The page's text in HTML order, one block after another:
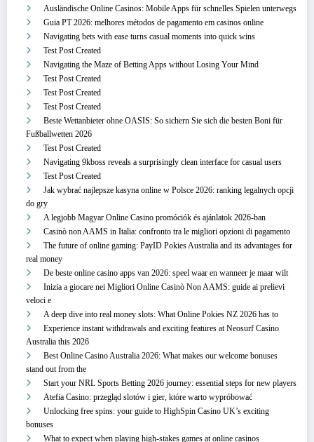
Ausländische Online Casinos: Mobile Apps für schnelles Spielen unterwegs
Guia PT 2026: melhores métodos de pagamento em casinos online
Navigating bets with ease turns casual moments into quick wins
Test Post Created
Navigating the Maze of Betting Apps without Losing Your Mind
Test Post Created
Test Post Created
Test Post Created
Beste Wettanbieter ohne OASIS: So sichern Sie sich die besten Boni für
Fußballwetten 2026
Test Post Created
Navigating 9kboss reveals a surprisingly clean interface for casual users
Test Post Created
Jak wybrać najlepsze kasyna online w Polsce 2026: ranking legalnych opcji
do gry
A legjobb Magyar Online Casino promóciók és ajánlatok 2026-ban
Casinò non AAMS in Italia: confronto tra le migliori opzioni di pagamento
The future of online gaming: PayID Pokies Australia and its advantages for
real money
De beste online casino apps van 2026: speel waar en wanneer je maar wilt
Inizia a giocare nei Migliori Online Casinò Non AAMS: guide ai prelievi
veloci e
A deep dive into real money slots: What Online Pokies NZ 2026 has to
Experience instant withdrawals and exciting features at Neosurf Casino
Australia this 2026
Best Online Casino Australia 2026: What makes our welcome bonuses
stand out from the
Start your NRL Sports Betting 2026 journey: essential steps for new players
Atefia Casino: przegląd slotów i gier, które warto wypróbować
Unlocking free spins: your guide to HighSpin Casino UK’s exciting
bonuses
What to expect when playing high-stakes games at online casinos